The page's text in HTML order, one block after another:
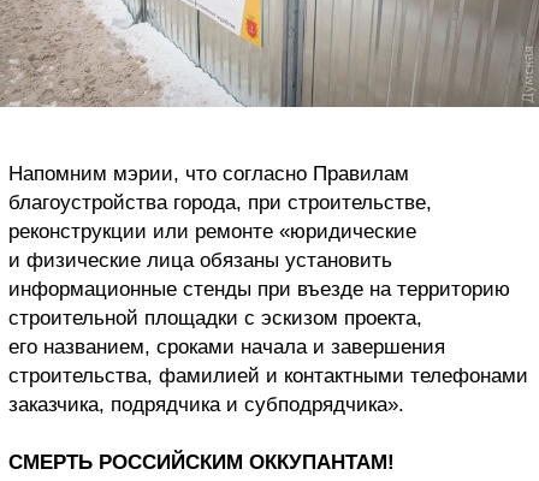
Напомним мэрии, что согласно Правилам
благоустройства города, при строительстве,
реконструкции или ремонте «юридические
и физические лица обязаны установить
информационные стенды при въезде на территорию
строительной площадки с эскизом проекта,
его названием, сроками начала и завершения
строительства, фамилией и контактными телефонами
заказчика, подрядчика и субподрядчика».
СМЕРТЬ РОССИЙСКИМ ОККУПАНТАМ!